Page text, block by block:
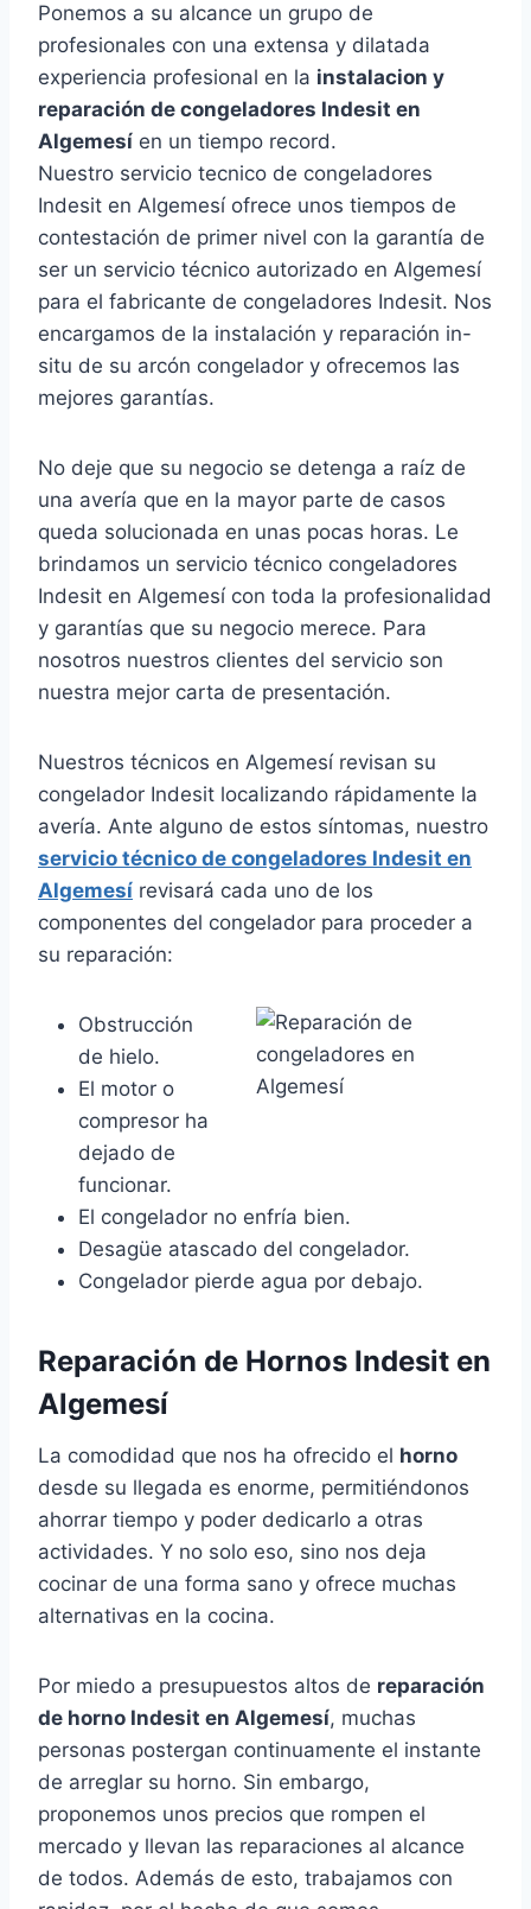
Ponemos a su alcance un grupo de
profesionales con una extensa y dilatada
experiencia profesional en la instalacion y
reparación de congeladores Indesit en
Algemesí en un tiempo record.
Nuestro servicio tecnico de congeladores
Indesit en Algemesí ofrece unos tiempos de
contestación de primer nivel con la garantía de
ser un servicio técnico autorizado en Algemesí
para el fabricante de congeladores Indesit. Nos
encargamos de la instalación y reparación in-
situ de su arcón congelador y ofrecemos las
mejores garantías.
No deje que su negocio se detenga a raíz de
una avería que en la mayor parte de casos
queda solucionada en unas pocas horas. Le
brindamos un servicio técnico congeladores
Indesit en Algemesí con toda la profesionalidad
y garantías que su negocio merece. Para
nosotros nuestros clientes del servicio son
nuestra mejor carta de presentación.
Nuestros técnicos en Algemesí revisan su
congelador Indesit localizando rápidamente la
avería. Ante alguno de estos síntomas, nuestro
servicio técnico de congeladores Indesit en
Algemesí revisará cada uno de los
componentes del congelador para proceder a
su reparación:
Obstrucción
de hielo.
El motor o
compresor ha
dejado de
funcionar.
El congelador no enfría bien.
Desagüe atascado del congelador.
Congelador pierde agua por debajo.
Reparación de Hornos Indesit en
Algemesí
La comodidad que nos ha ofrecido el horno
desde su llegada es enorme, permitiéndonos
ahorrar tiempo y poder dedicarlo a otras
actividades. Y no solo eso, sino nos deja
cocinar de una forma sano y ofrece muchas
alternativas en la cocina.
Por miedo a presupuestos altos de reparación
de horno Indesit en Algemesí, muchas
personas postergan continuamente el instante
de arreglar su horno. Sin embargo,
proponemos unos precios que rompen el
mercado y llevan las reparaciones al alcance
de todos. Además de esto, trabajamos con